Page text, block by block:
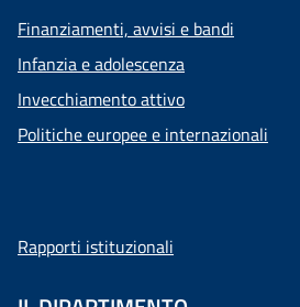
Finanziamenti, avvisi e bandi
Infanzia e adolescenza
Invecchiamento attivo
Politiche europee e internazionali
Rapporti istituzionali